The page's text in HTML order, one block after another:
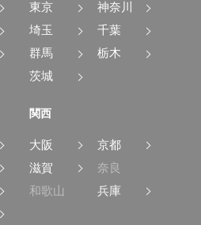
東京
神奈川
埼玉
千葉
群馬
栃木
茨城
関西
大阪
京都
滋賀
奈良
和歌山
兵庫